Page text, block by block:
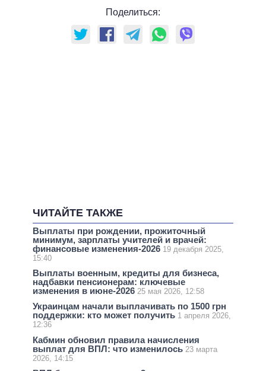
Поделиться:
ЧИТАЙТЕ ТАКЖЕ
Выплаты при рождении, прожиточный
минимум, зарплаты учителей и врачей:
финансовые изменения-2026 19 декабря 2025,
15:40
Выплаты военным, кредиты для бизнеса,
надбавки пенсионерам: ключевые
изменения в июне-2026 25 мая 2026, 12:58
Украинцам начали выплачивать по 1500 грн
поддержки: кто может получить 1 апреля 2026,
12:36
Кабмин обновил правила начисления
выплат для ВПЛ: что изменилось 23 марта
2026, 14:15